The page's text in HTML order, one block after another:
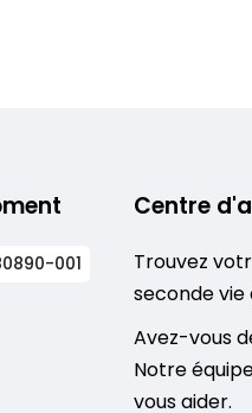
001
Centre
Trouvez
seconde vie
Avez-vous
Notre
vous aider.